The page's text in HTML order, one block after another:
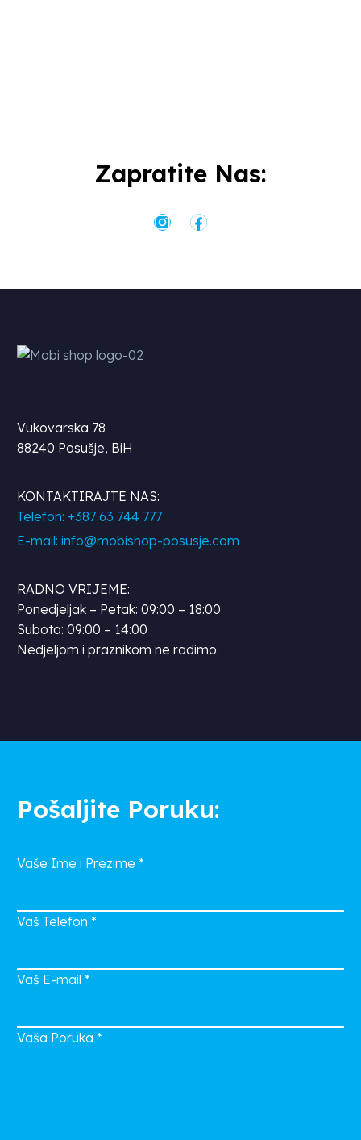
Zapratite Nas:
Vukovarska 78
88240 Posušje, BiH
KONTAKTIRAJTE NAS:
Telefon: +387 63 744 777
E-mail: info@mobishop-posusje.com
RADNO VRIJEME:
Ponedjeljak – Petak: 09:00 – 18:00
Subota: 09:00 – 14:00
Nedjeljom i praznikom ne radimo.
Pošaljite Poruku:
Vaše Ime i Prezime *
Vaš Telefon *
Vaš E-mail *
Vaša Poruka *